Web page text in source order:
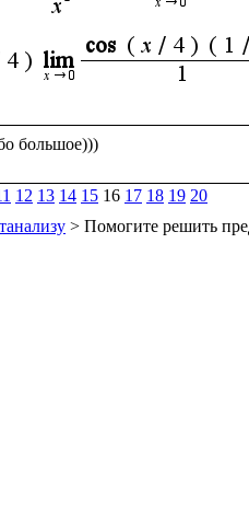
12 13 14 15 16 17 18 19 20
> Помогите решить